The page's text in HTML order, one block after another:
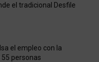
el tradicional Desfile
el empleo con la
personas